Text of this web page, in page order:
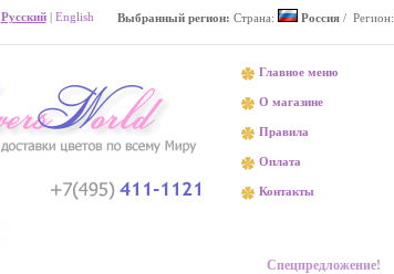
Выбранный регион: Страна: Россия/ Регион:
Русский| English
Главное меню
О магазине
Правила
Оплата
Контакты
Спецпредложение!